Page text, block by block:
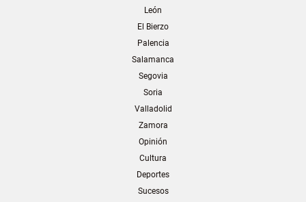
León
El Bierzo
Palencia
Salamanca
Segovia
Soria
Valladolid
Zamora
Opinión
Cultura
Deportes
Sucesos